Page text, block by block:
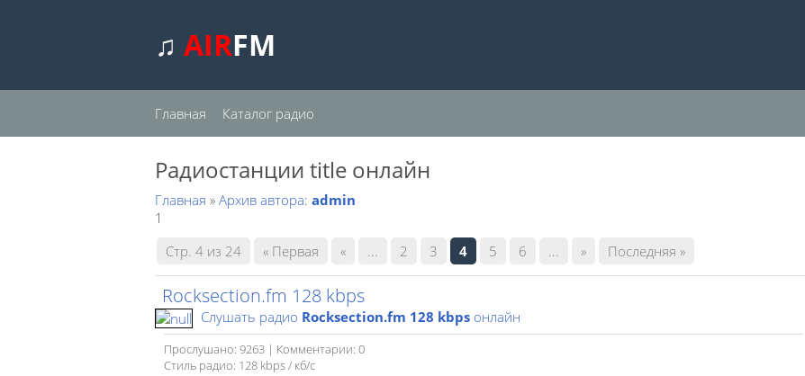
♫ AIRFM
Главная Каталог радио
Радиостанции title онлайн
Главная » Архив автора: admin
1
Стр. 4 из 24
« Первая « ... 2 3 4 5 6 ... » Последняя »
Rocksection.fm 128 kbps
Слушать радио Rocksection.fm 128 kbps онлайн
Прослушано: 9263 | Комментарии: 0
Стиль радио: 128 kbps / кб/c